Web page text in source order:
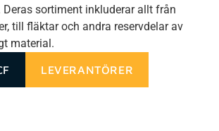
sortiment inkluderar allt från
till fläktar och andra reservdelar av
material.
LEVERANTÖRER